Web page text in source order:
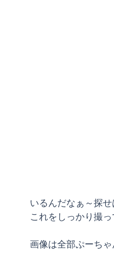
いるんだなぁ～探
これをしっかり撮
画像は全部ぷーちゃ